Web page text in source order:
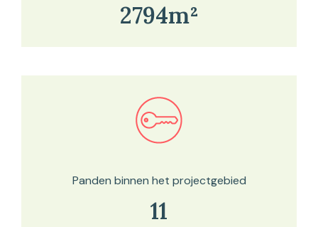
2794m²
Bekijk in onze kaartviewer
Panden binnen het projectgebied
11